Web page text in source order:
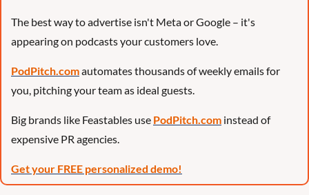
The best way to advertise isn't Meta or Google – it's
appearing on podcasts your customers love.
PodPitch.com automates thousands of weekly emails for
you, pitching your team as ideal guests.
Big brands like Feastables use PodPitch.com instead of
expensive PR agencies.
Get your FREE personalized demo!